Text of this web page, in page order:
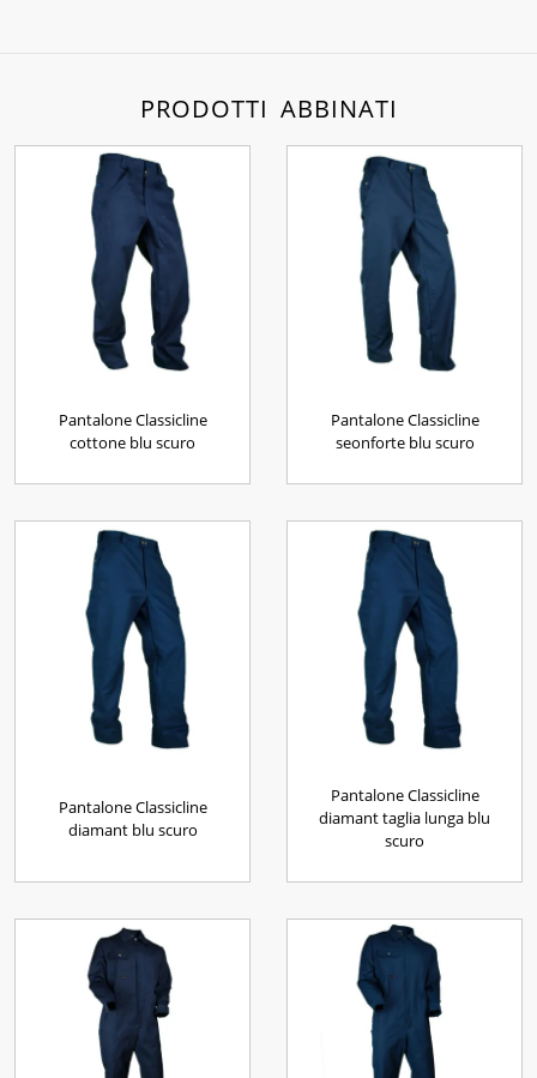
PRODOTTI ABBINATI
Pantalone Classicline
cottone blu scuro
Pantalone Classicline
seonforte blu scuro
Pantalone Classicline
diamant blu scuro
Pantalone Classicline
diamant taglia lunga blu
scuro